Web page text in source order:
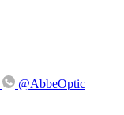
@AbbeOptic